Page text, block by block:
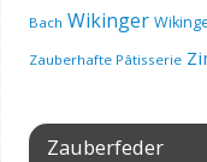
Bach Wikinger
Zauberhafte Pâtisserie
Zauberfeder